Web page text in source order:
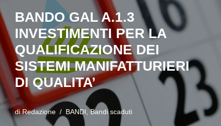
BANDO GAL A.1.3
INVESTIMENTI PER LA
QUALIFICAZIONE DEI
SISTEMI MANIFATTURIERI
DI QUALITA’
diRedazione BANDI ,Bandi scaduti